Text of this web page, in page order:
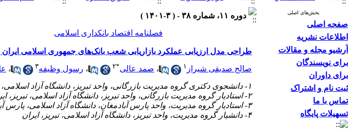
بخش‌های اصلی
صفحه اصلی
اطلاعات نشریه
آرشیو مجله و مقالات
برای نویسندگان
برای داوران
ثبت نام و اشتراک
تماس با ما
تسهیلات پایگاه
دوره ۱۱، شماره ۳۸ - ( ۳-۱۴۰۱ )
فصلنامه اقتصاد بانکداری اسلامی
طراحی مدل ارزیابی عملکرد بازاریابی شعب بانک‌های جمهوری اسلامی
صالح صدیقی شیراز ۱ ، صمد عالی*۲ ، رسول وظیفه۳ ،
۱- دانشجوی دکتری گروه مدیریت بازرگانی، واحد تبریز، دانشگاه آزاد اسلامی، تبریز، ایران
۲- استادیار گروه مدیریت بازرگانی، واحد تبریز، دانشگاه آزاد اسلامی، تبریز، ایران (نویسنده مسئول) ،
۳- استادیار گروه مدیریت، واحد پارس آبادمغان، دانشگاه آزاد اسلامی، پارس آبادمغان، ایران
۴- دانشیار گروه مدیریت، واحد تبریز، دانشگاه آزاد اسلامی، تبریز، ایران